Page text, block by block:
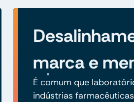
marca e
É comum que
indústrias